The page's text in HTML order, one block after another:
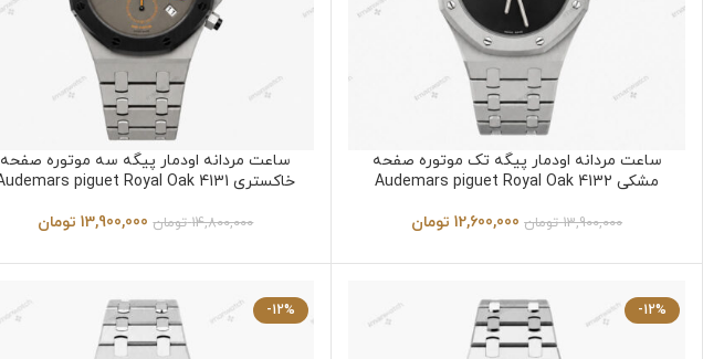
ساعت مردانه اودمار پیگه تک موتوره صفحه
مشکی Audemars piguet Royal Oak 4132
13,900,000 تومان 12,600,000 تومان
ساعت مردانه اودمار پیگه سه موتوره صفحه
خاکستری Audemars piguet Royal Oak 4131
14,800,000 تومان 13,900,000 تومان
-12%
-12%